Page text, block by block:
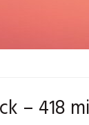
– 418